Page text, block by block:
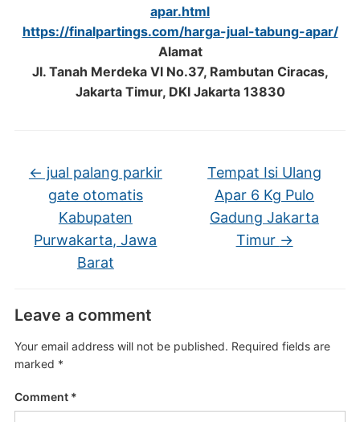
apar.html
https://finalpartings.com/harga-jual-tabung-apar/
Alamat
Jl. Tanah Merdeka VI No.37, Rambutan Ciracas,
Jakarta Timur, DKI Jakarta 13830
← jual palang parkir
gate otomatis
Kabupaten
Purwakarta, Jawa
Barat
Tempat Isi Ulang
Apar 6 Kg Pulo
Gadung Jakarta
Timur →
Leave a comment
Your email address will not be published. Required fields are
marked *
Comment *